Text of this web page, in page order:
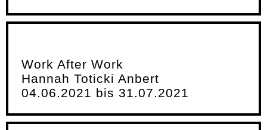
Work After Work
Hannah Toticki Anbert
04.06.2021 bis 31.07.2021